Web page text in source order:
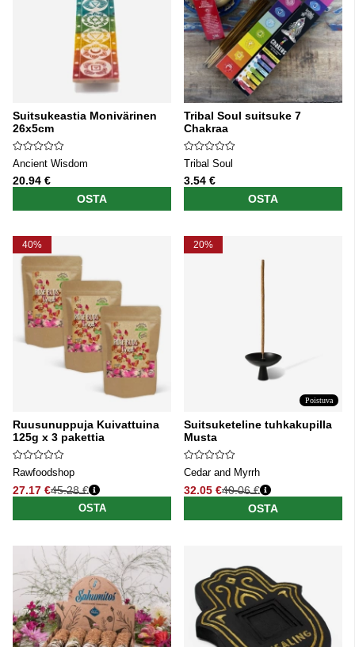
Suitsukeastia Monivärinen
26x5cm
Ancient Wisdom
20.94 €
OSTA
Tribal Soul suitsuke 7
Chakraa
Tribal Soul
3.54 €
OSTA
40%
Ruusunuppuja Kuivattuina
125g x 3 pakettia
Rawfoodshop
27.17 €
Normaali hinta
45.28 €
OSTA
20%
Poistuva
Suitsuketeline tuhkakupilla
Musta
Cedar and Myrrh
32.05 €
Normaali hinta
40.06 €
OSTA